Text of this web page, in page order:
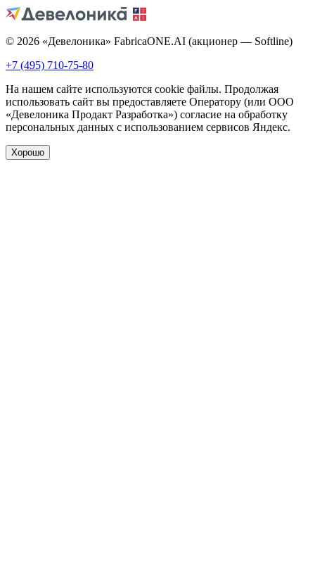
© 2026 «Девелоника» FabricaONE.AI (акционер — Softline)
+7 (495) 710-75-80
На нашем сайте используются cookie файлы. Продолжая
использовать сайт вы предоставляете Оператору (или ООО
«Девелоника Продакт Разработка») согласие на обработку
персональных данных с использованием сервисов Яндекс.
Хорошо